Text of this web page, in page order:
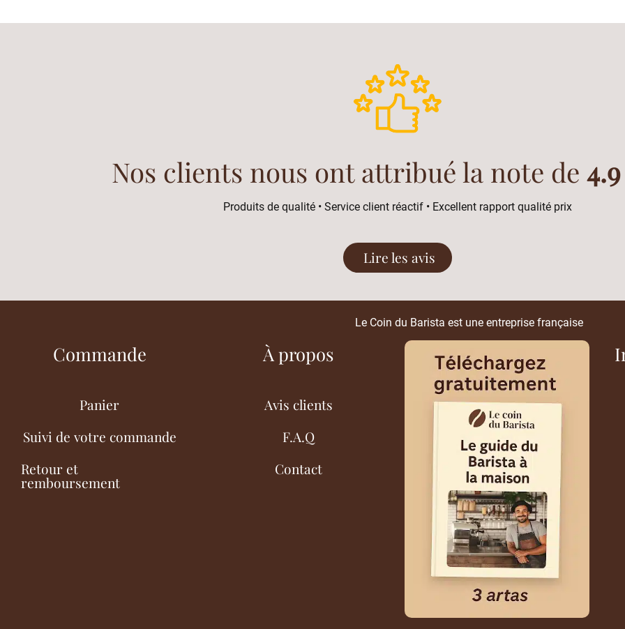
Nos clients nous ont attribué la note de
Produits de qualité • Service client réactif • Excellent rapport qualité prix
Lire les avis
Le Coin du Barista est une entreprise française
Commande
Panier
Suivi de votre commande
Retour et
remboursement
À propos
Avis clients
F.A.Q
Contact